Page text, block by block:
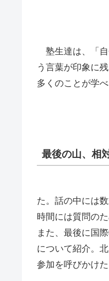
塾生達は、「自
う言葉が印象に
多くのことが学
最後の山、相
た。話の中には
時間には質問の
また、最後に国
について紹介。
参加を呼びかけた